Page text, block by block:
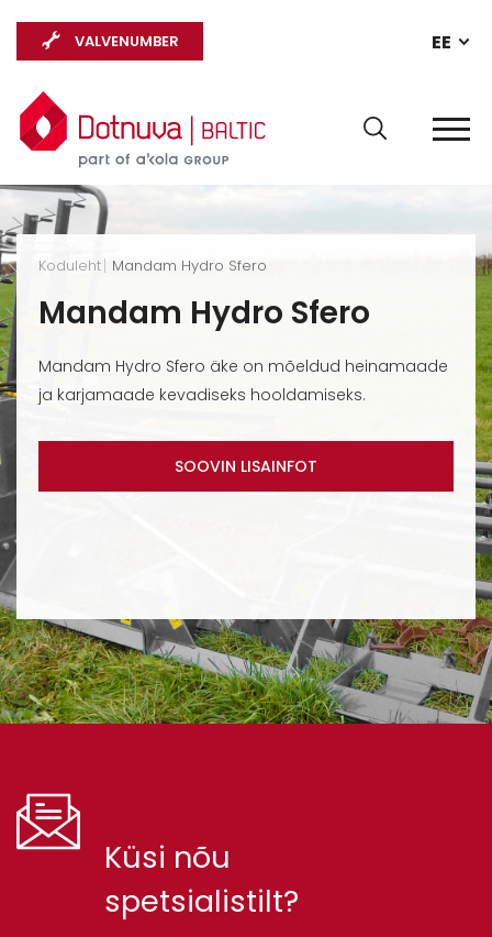
EE
VALVENUMBER
Koduleht Mandam Hydro Sfero
Mandam Hydro Sfero
Mandam Hydro Sfero äke on mõeldud heinamaade
ja karjamaade kevadiseks hooldamiseks.
SOOVIN LISAINFOT
Küsi nõu
spetsialistilt?